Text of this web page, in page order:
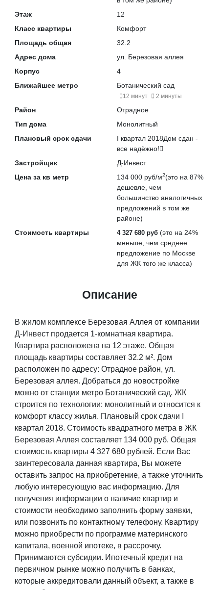
Этаж
12
Класс квартиры
Комфорт
Площадь общая
32.2
Адрес дома
ул. Березовая аллея
Корпус
4
Ближайшее метро
Ботанический сад
12 минут 2 минуты
Район
Отрадное
Тип дома
Монолитный
Плановый срок сдачи
I квартал 2018Дом сдан -
все надёжно!
Застройщик
Д-Инвест
Цена за кв метр
134 000 руб/м2(это на 87%
дешевле , чем
большинство аналогичных
предложений в том же
районе)
Стоимость квартиры
4 327 680 руб (это на 24%
меньше , чем среднее
предложение по Москве
для ЖК того же класса)
Описание
В жилом комплексе Березовая Аллея от компании
Д-Инвест продается 1-комнатная квартира.
Квартира расположена на 12 этаже. Общая
площадь квартиры составляет 32.2 м². Дом
расположен по адресу: Отрадное район, ул.
Березовая аллея. Добраться до новостройке
можно от станции метро Ботанический сад. ЖК
строится по технологии: монолитный и относится к
комфорт классу жилья. Плановый срок сдачи I
квартал 2018. Стоимость квадратного метра в ЖК
Березовая Аллея составляет 134 000 руб. Общая
стоимость квартиры 4 327 680 рублей. Если Вас
заинтересовала данная квартира, Вы можете
оставить запрос на приобретение, а также уточнить
любую интересующую вас информацию. Для
получения информации о наличие квартир и
стоимости необходимо заполнить форму заявки,
или позвонить по контактному телефону. Квартиру
можно приобрести по программе материнского
капитала, военной ипотеке, в рассрочку.
Принимаются субсидии. Ипотечный кредит на
первичном рынке можно получить в банках,
которые аккредитовали данный объект, а также в